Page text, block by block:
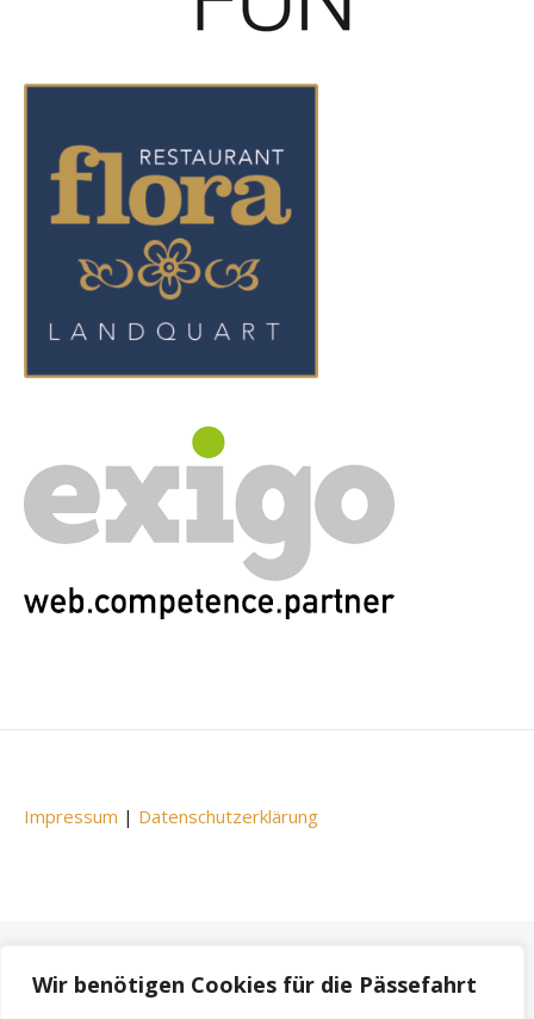
Wir benötigen Cookies für die Pässefahrt
Impressum | Datenschutzerklärung